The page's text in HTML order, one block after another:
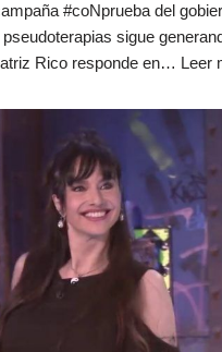
#coNprueba del
sigue
Rico responde en… Leer